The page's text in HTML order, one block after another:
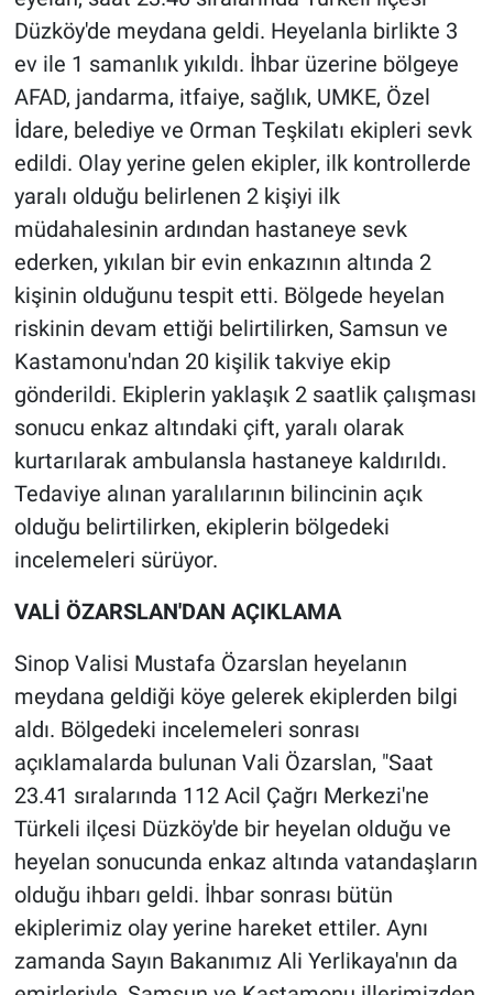
Düzköy'de meydana geldi. Heyelanla birlikte 3
ev ile 1 samanlık yıkıldı. İhbar üzerine bölgeye
AFAD, jandarma, itfaiye, sağlık, UMKE, Özel
İdare, belediye ve Orman Teşkilatı ekipleri sevk
edildi. Olay yerine gelen ekipler, ilk kontrollerde
yaralı olduğu belirlenen 2 kişiyi ilk
müdahalesinin ardından hastaneye sevk
ederken, yıkılan bir evin enkazının altında 2
kişinin olduğunu tespit etti. Bölgede heyelan
riskinin devam ettiği belirtilirken, Samsun ve
Kastamonu'ndan 20 kişilik takviye ekip
gönderildi. Ekiplerin yaklaşık 2 saatlik çalışması
sonucu enkaz altındaki çift, yaralı olarak
kurtarılarak ambulansla hastaneye kaldırıldı.
Tedaviye alınan yaralılarının bilincinin açık
olduğu belirtilirken, ekiplerin bölgedeki
incelemeleri sürüyor.
VALİ ÖZARSLAN'DAN AÇIKLAMA
Sinop Valisi Mustafa Özarslan heyelanın
meydana geldiği köye gelerek ekiplerden bilgi
aldı. Bölgedeki incelemeleri sonrası
açıklamalarda bulunan Vali Özarslan, "Saat
23.41 sıralarında 112 Acil Çağrı Merkezi'ne
Türkeli ilçesi Düzköy'de bir heyelan olduğu ve
heyelan sonucunda enkaz altında vatandaşların
olduğu ihbarı geldi. İhbar sonrası bütün
ekiplerimiz olay yerine hareket ettiler. Aynı
zamanda Sayın Bakanımız Ali Yerlikaya'nın da
Gündem Özel
Günün görüntüsü
Haber
İlan
Kimdir
Koronavirüs
Kültür Sanat
Nedir
Popüler
Programlar
Sağlık
Spor
Teknoloji
Türkiye'nin Geleceği
Türkiye'nin Gündemi
Yerel Gündem